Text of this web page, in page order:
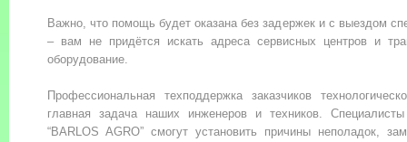
Важно, что помощь будет оказана без задержек и с выездом
– вам не придётся искать адреса сервисных центров и
оборудование.
Профессиональная техподдержка заказчиков
главная задача наших инженеров и техников. Специалисты
“BARLOS AGRO” смогут установить причины неполадок,